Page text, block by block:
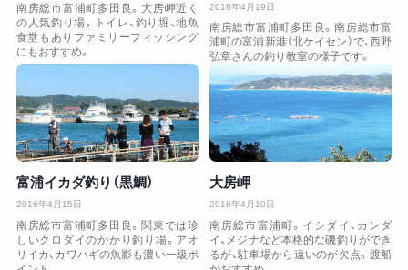
南房総市富浦町多田良。大房岬近く
の人気釣り場。トイレ、釣り堀、地魚
食堂もありファミリーフィッシング
にもおすすめ。
2016年4月19日
南房総市富浦町多田良。南房総市富
浦町の富浦新港（北ケイセン）で、西野
弘章さんの釣り教室の様子です。
富浦イカダ釣り（黒鯛）
2016年4月15日
南房総市富浦町多田良。関東では珍
しいクロダイのかかり釣り場。アオ
リイカ、カワハギの魚影も濃い一級ポ
大房岬
2016年4月10日
南房総市富浦町。イシダイ、カンダ
イ、メジナなど本格的な磯釣りができ
るが、駐車場から遠いのが欠点。渡船